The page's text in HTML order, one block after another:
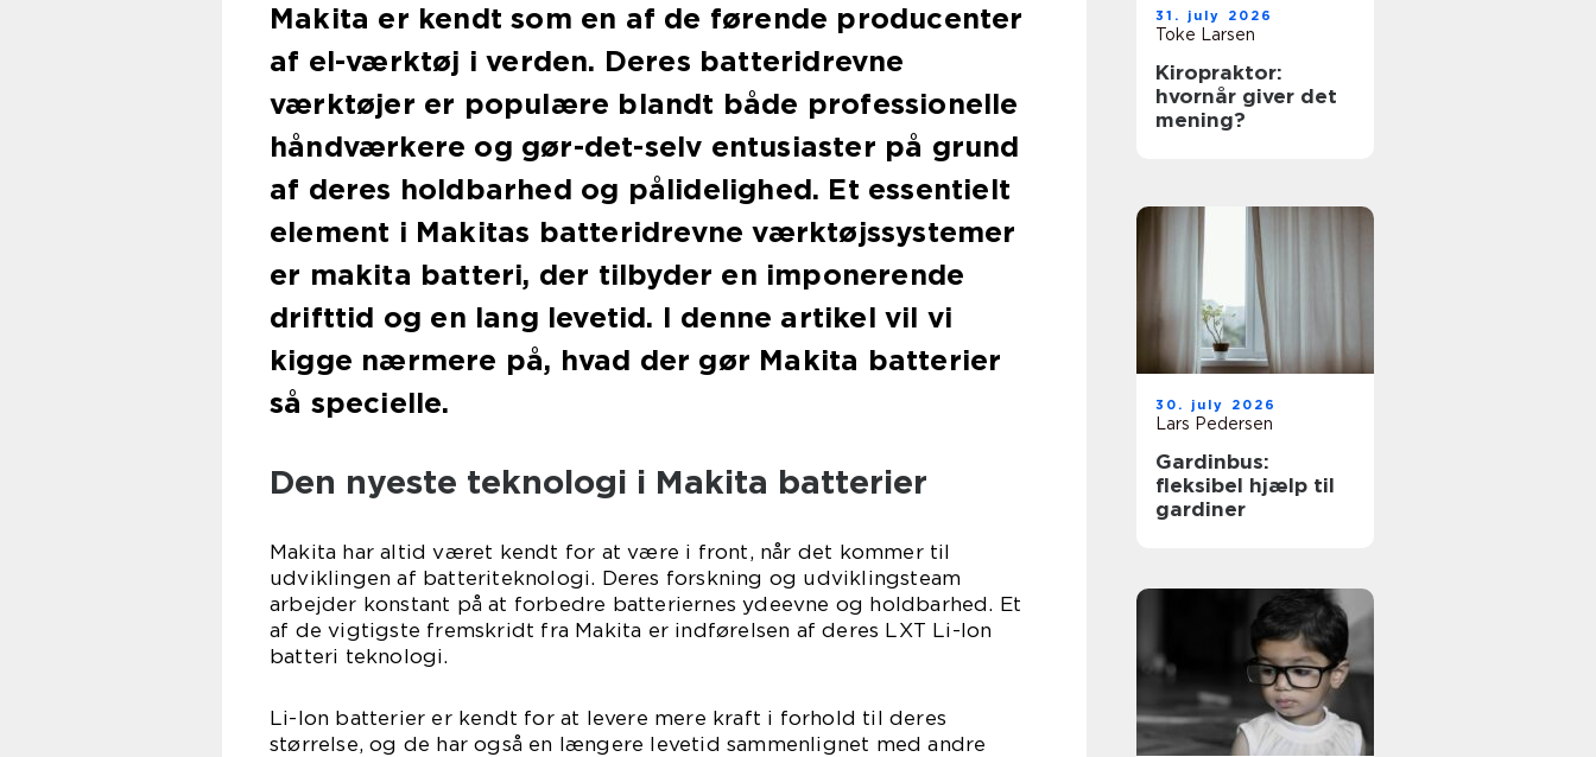
Makita er kendt som en af de førende producenter
af el-værktøj i verden. Deres batteridrevne
værktøjer er populære blandt både professionelle
håndværkere og gør-det-selv entusiaster på grund
af deres holdbarhed og pålidelighed. Et essentielt
element i Makitas batteridrevne værktøjssystemer
er makita batteri, der tilbyder en imponerende
drifttid og en lang levetid. I denne artikel vil vi
kigge nærmere på, hvad der gør Makita batterier
så specielle.
Den nyeste teknologi i Makita batterier
Makita har altid været kendt for at være i front, når det kommer til
udviklingen af batteriteknologi. Deres forskning og udviklingsteam
arbejder konstant på at forbedre batteriernes ydeevne og holdbarhed. Et
af de vigtigste fremskridt fra Makita er indførelsen af deres LXT Li-Ion
batteri teknologi.
Li-Ion batterier er kendt for at levere mere kraft i forhold til deres
størrelse, og de har også en længere levetid sammenlignet med andre
31. july 2026
Toke Larsen
Kiropraktor:
hvornår giver det
mening?
30. july 2026
Lars Pedersen
Gardinbus:
fleksibel hjælp til
gardiner